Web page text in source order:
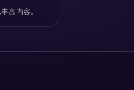
富内容。